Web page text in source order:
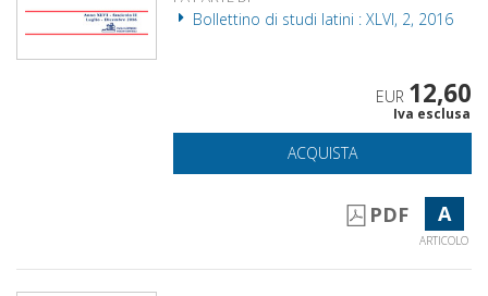
Bollettino di studi latini : XLVI, 2, 2016
EUR 12,60
Iva esclusa
ACQUISTA
PDF A
ARTICOLO